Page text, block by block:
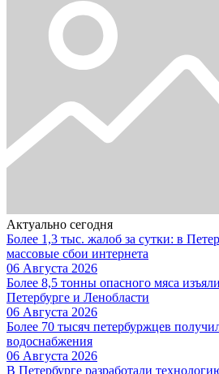
Актуально сегодня
Более 1,3 тыс. жалоб за сутки: в
массовые сбои интернета
06 Августа 2026
Более 8,5 тонны опасного мяса
Петербурге и Ленобласти
06 Августа 2026
Более 70 тысяч петербуржцев
водоснабжения
06 Августа 2026
В Петербурге разработали